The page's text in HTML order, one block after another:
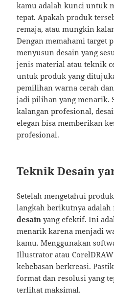
kamu adalah kunci untuk
tepat. Apakah produk
remaja, atau mungkin
Dengan memahami target
menyusun desain yang
jenis material atau teknik
untuk produk yang
pemilihan warna cerah
jadi pilihan yang menarik.
kalangan profesional,
elegan bisa memberikan
profesional.
Teknik Desain
Setelah mengetahui
langkah berikutnya
desain yang efektif. Ini
menarik karena menjadi
kamu. Menggunakan
Illustrator atau
kebebasan berkreasi.
format dan resolusi yang
terlihat maksimal.